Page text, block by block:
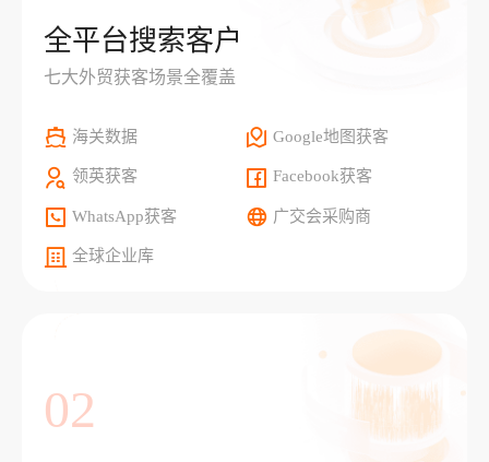
全平台搜索客户
七大外贸获客场景全覆盖
海关数据 Google地图获客
领英获客 Facebook获客
WhatsApp获客 广交会采购商
全球企业库
02